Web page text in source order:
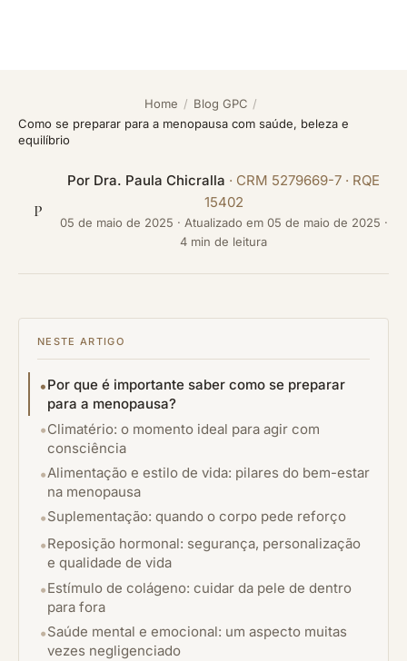
Home / Blog GPC /
Como se preparar para a menopausa com saúde, beleza e
equilíbrio
P
Por Dra. Paula Chicralla · CRM 5279669-7 · RQE
15402
05 de maio de 2025 · Atualizado em 05 de maio de 2025 ·
4 min de leitura
NESTE ARTIGO
Por que é importante saber como se preparar
para a menopausa?
Climatério: o momento ideal para agir com
consciência
Alimentação e estilo de vida: pilares do bem-estar
na menopausa
Suplementação: quando o corpo pede reforço
Reposição hormonal: segurança, personalização
e qualidade de vida
Estímulo de colágeno: cuidar da pele de dentro
para fora
Saúde mental e emocional: um aspecto muitas
vezes negligenciado